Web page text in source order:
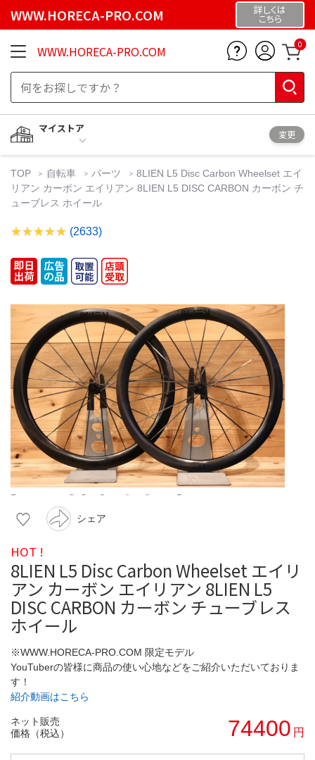
WWW.HORECA-PRO.COM 詳しくは
こちら
WWW.HORECA-PRO.COM 0
マイストア
変更
TOP 自転車 パーツ
8LIEN L5 Disc Carbon Wheelset エイ
リアン カーボン エイリアン 8LIEN L5 DISC CARBON カーボン チ
ューブレス ホイール
(2633)
シェア
HOT !
8LIEN L5 Disc Carbon Wheelset エイリ
アン カーボン エイリアン 8LIEN L5
DISC CARBON カーボン チューブレス
ホイール
※WWW.HORECA-PRO.COM 限定モデル
YouTuberの皆様に商品の使い心地などをご紹介いただいておりま
す！
紹介動画はこちら
ネット販売
価格（税込）
74400 円